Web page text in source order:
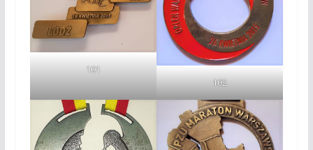
101
102